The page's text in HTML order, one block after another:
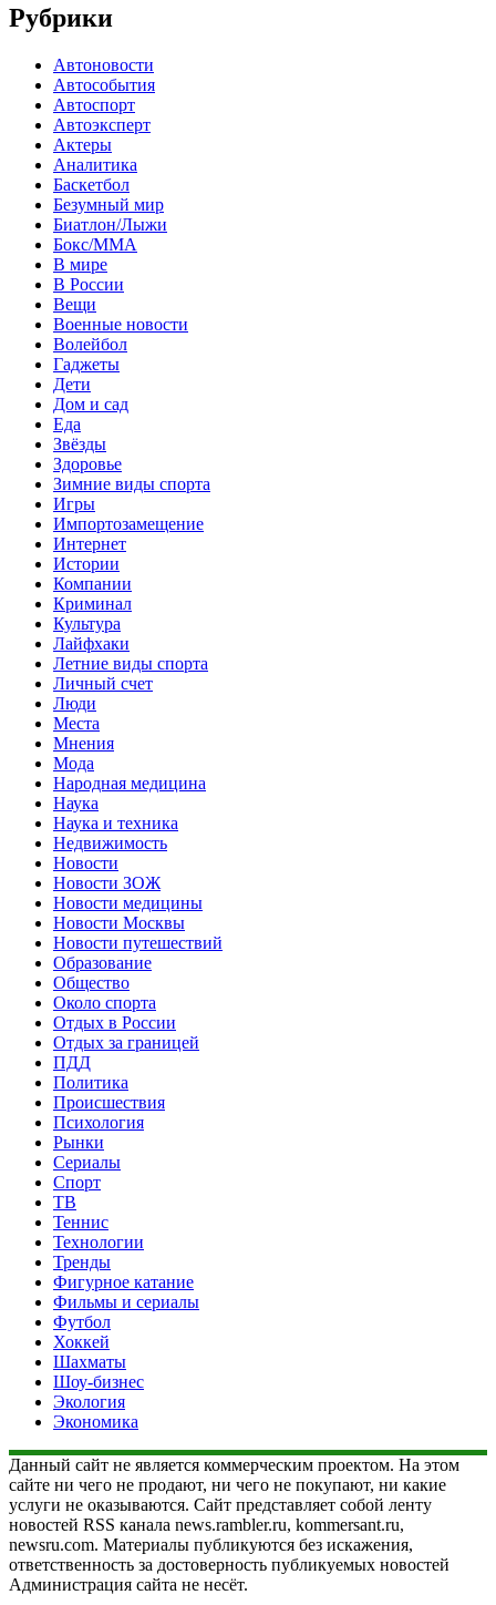
Рубрики
Автоновости
Автособытия
Автоспорт
Автоэксперт
Актеры
Аналитика
Баскетбол
Безумный мир
Биатлон/Лыжи
Бокс/MMA
В мире
В России
Вещи
Военные новости
Волейбол
Гаджеты
Дети
Дом и сад
Еда
Звёзды
Здоровье
Зимние виды спорта
Игры
Импортозамещение
Интернет
Истории
Компании
Криминал
Культура
Лайфхаки
Летние виды спорта
Личный счет
Люди
Места
Мнения
Мода
Народная медицина
Наука
Наука и техника
Недвижимость
Новости
Новости ЗОЖ
Новости медицины
Новости Москвы
Новости путешествий
Образование
Общество
Около спорта
Отдых в России
Отдых за границей
ПДД
Политика
Происшествия
Психология
Рынки
Сериалы
Спорт
ТВ
Теннис
Технологии
Тренды
Фигурное катание
Фильмы и сериалы
Футбол
Хоккей
Шахматы
Шоу-бизнес
Экология
Экономика
Данный сайт не является коммерческим проектом. На этом
сайте ни чего не продают, ни чего не покупают, ни какие
услуги не оказываются. Сайт представляет собой ленту
новостей RSS канала news.rambler.ru, kommersant.ru,
newsru.com. Материалы публикуются без искажения,
ответственность за достоверность публикуемых новостей
Администрация сайта не несёт.